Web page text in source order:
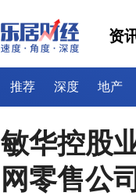
资
推荐 深度 地产
敏华控股
网零售公